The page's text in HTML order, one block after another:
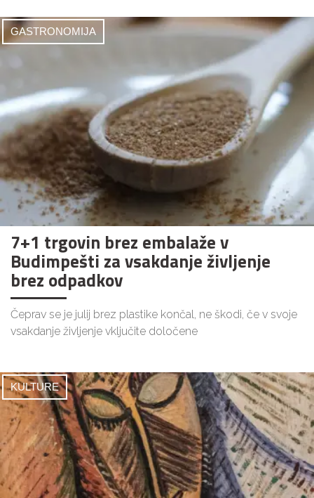
GASTRONOMIJA
7+1 trgovin brez embalaže v
Budimpešti za vsakdanje življenje
brez odpadkov
Čeprav se je julij brez plastike končal, ne škodi, če v svoje
vsakdanje življenje vključite določene
KULTURE